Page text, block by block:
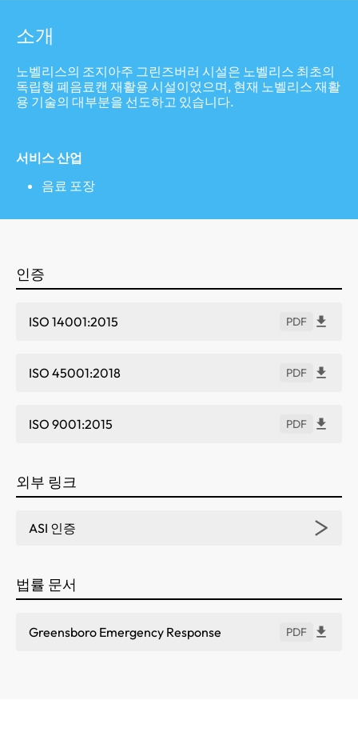
소개
노벨리스의 조지아주 그린즈버러 시설은 노벨리스 최초의
독립형 폐음료캔 재활용 시설이었으며, 현재 노벨리스 재활
용 기술의 대부분을 선도하고 있습니다.
서비스 산업
음료 포장
인증
ISO 14001:2015 PDF
ISO 45001:2018 PDF
ISO 9001:2015 PDF
외부 링크
ASI 인증
법률 문서
Greensboro Emergency Response PDF